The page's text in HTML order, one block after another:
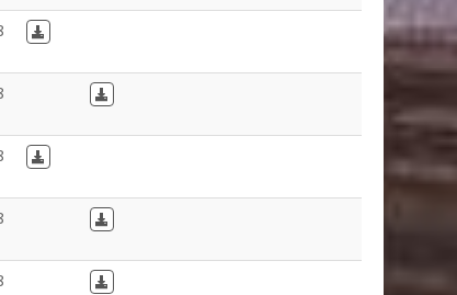
Download in French
Download in Dutch
Download in French
Download in Dutch
Download in Dutch